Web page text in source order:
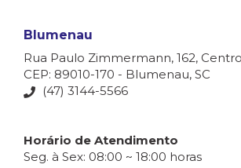
Blumenau
Rua Paulo Zimmermann, 162, Centro
CEP: 89010-170 - Blumenau, SC
(47) 3144-5566
Horário de Atendimento
Seg. à Sex: 08:00 ~ 18:00 horas